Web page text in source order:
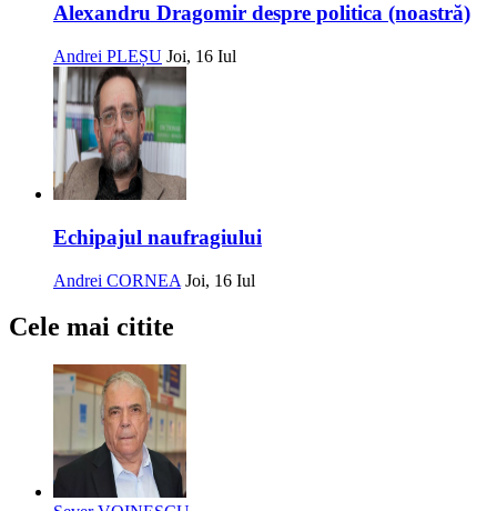
Alexandru Dragomir despre politica (noastră)
Andrei PLEȘU Joi, 16 Iul
Echipajul naufragiului
Andrei CORNEA Joi, 16 Iul
Cele mai citite